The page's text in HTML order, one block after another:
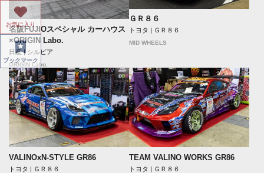
名阪FUJIOスペシャル カーハウス
×ORIGIN Labo.
日産 | シルビア
ORIGIN Labo.
ＧＲ８６
トヨタ | ＧＲ８６
MID WHEELS
VALINOxN-STYLE GR86
トヨタ | ＧＲ８６
TEAM VALINO WORKS GR86
トヨタ | ＧＲ８６
お気に入り
ブックマーク